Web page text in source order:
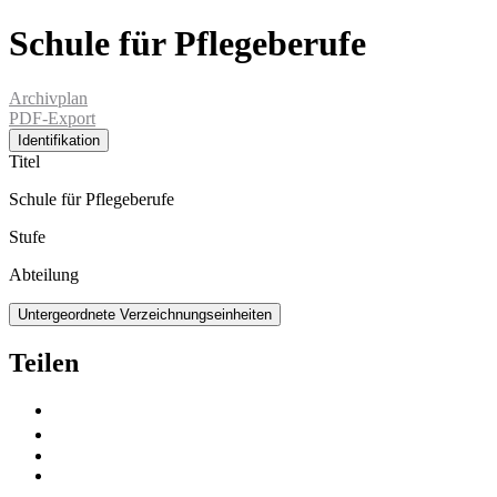
Schule für Pflegeberufe
Archivplan
PDF-Export
Identifikation
Titel
Schule für Pflegeberufe
Stufe
Abteilung
Untergeordnete Verzeichnungseinheiten
Teilen